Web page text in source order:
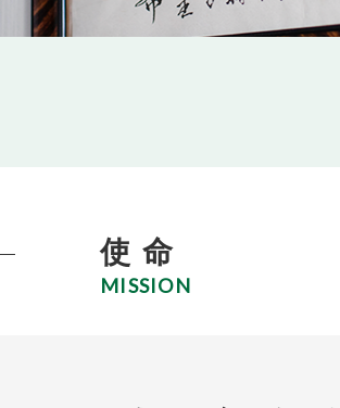
使 命
MISSION